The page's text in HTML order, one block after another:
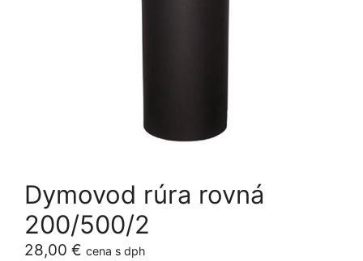
Dymovod rúra rovná
200/500/2
28,00 € cena s dph